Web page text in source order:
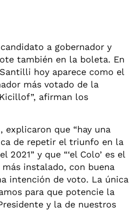
a gobernador y
también en la boleta. En
hoy aparece como el
más votado de la
afirman los
explicaron que “hay una
de repetir el triunfo en la
2021” y que “‘el Colo’ es el
instalado, con buena
intención de voto. La única
para que potencie la
y la de nuestros